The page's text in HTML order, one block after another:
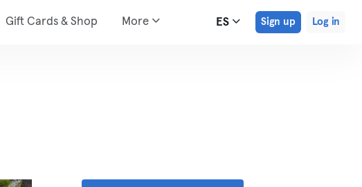
Gift Cards & Shop More ES Sign up Log in